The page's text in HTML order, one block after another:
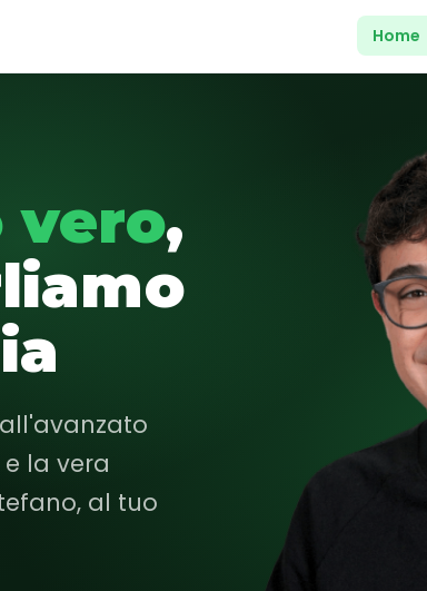
Home
vero,
la vera
al tuo